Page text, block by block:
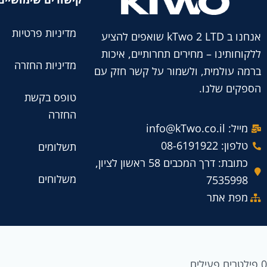
אנחנו ב kTwo 2 LTD שואפים להציע
ללקוחותינו – מחירים תחרותיים, איכות
ברמה עולמית, ולשמור על קשר חזק עם
הספקים שלנו.
מייל: info@kTwo.co.il
טלפון: 08-6191922
כתובת: דרך המכבים 58 ראשון לציון,
7535998
מפת אתר
מדיניות פרטיות
מדיניות החזרה
טופס בקשת
החזרה
תשלומים
משלוחים
0 פילטרים פעילים